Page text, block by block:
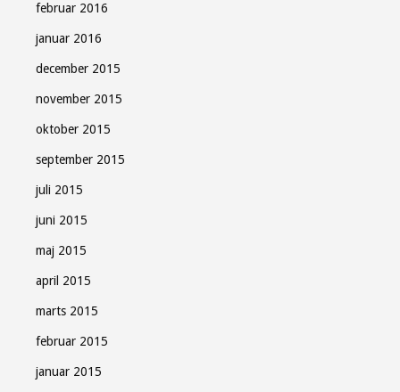
februar 2016
januar 2016
december 2015
november 2015
oktober 2015
september 2015
juli 2015
juni 2015
maj 2015
april 2015
marts 2015
februar 2015
januar 2015